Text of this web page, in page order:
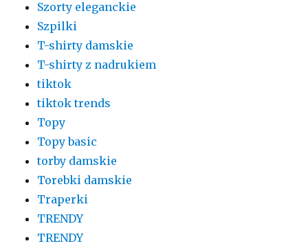
Szorty eleganckie
Szpilki
T-shirty damskie
T-shirty z nadrukiem
tiktok
tiktok trends
Topy
Topy basic
torby damskie
Torebki damskie
Traperki
TRENDY
TRENDY